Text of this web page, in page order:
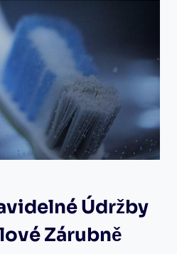
Údržby
Zárubně